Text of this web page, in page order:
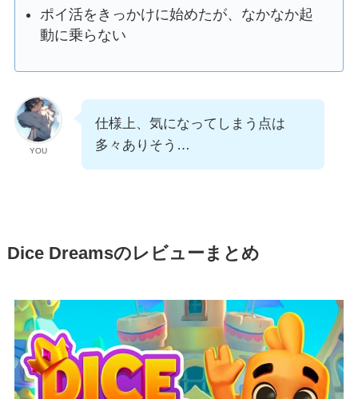
ポイ活をきっかけに始めたが、なかなか起
動に乗らない
YOU
仕様上、気になってしまう点は
多々ありそう…
Dice Dreamsのレビューまとめ